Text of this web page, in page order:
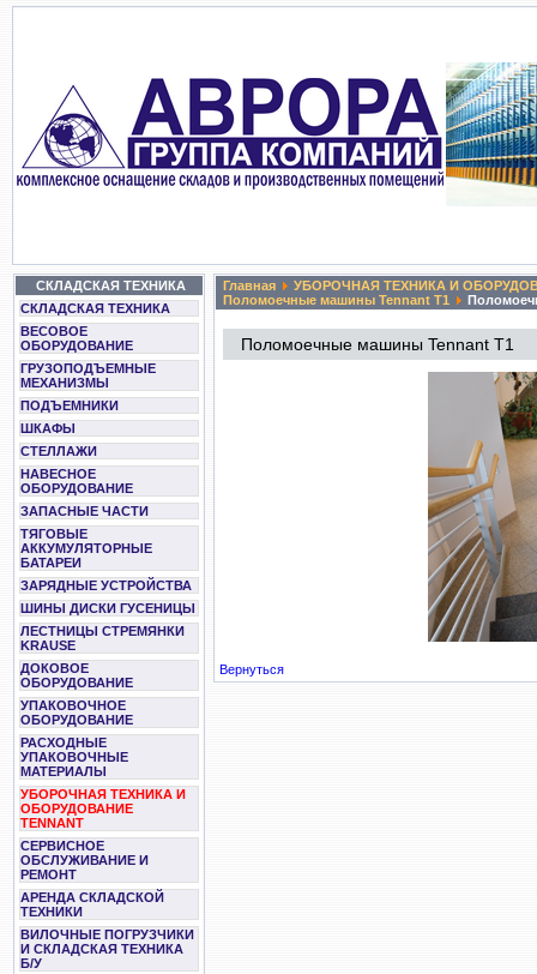
СКЛАДСКАЯ ТЕХНИКА
СКЛАДСКАЯ ТЕХНИКА
ВЕСОВОЕ
ОБОРУДОВАНИЕ
ГРУЗОПОДЪЕМНЫЕ
МЕХАНИЗМЫ
ПОДЪЕМНИКИ
ШКАФЫ
СТЕЛЛАЖИ
НАВЕСНОЕ
ОБОРУДОВАНИЕ
ЗАПАСНЫЕ ЧАСТИ
ТЯГОВЫЕ
АККУМУЛЯТОРНЫЕ
БАТАРЕИ
ЗАРЯДНЫЕ УСТРОЙСТВА
ШИНЫ ДИСКИ ГУСЕНИЦЫ
ЛЕСТНИЦЫ СТРЕМЯНКИ
KRAUSE
ДОКОВОЕ
ОБОРУДОВАНИЕ
УПАКОВОЧНОЕ
ОБОРУДОВАНИЕ
РАСХОДНЫЕ
УПАКОВОЧНЫЕ
МАТЕРИАЛЫ
УБОРОЧНАЯ ТЕХНИКА И
ОБОРУДОВАНИЕ
TENNANT
СЕРВИСНОЕ
ОБСЛУЖИВАНИЕ И
РЕМОНТ
АРЕНДА СКЛАДСКОЙ
ТЕХНИКИ
ВИЛОЧНЫЕ ПОГРУЗЧИКИ
И СКЛАДСКАЯ ТЕХНИКА
Б/У
Главная
УБОРОЧНАЯ ТЕХНИКА И
Поломоечные машины Tennant T1
Поломоечные машины Tennant T1
Вернуться